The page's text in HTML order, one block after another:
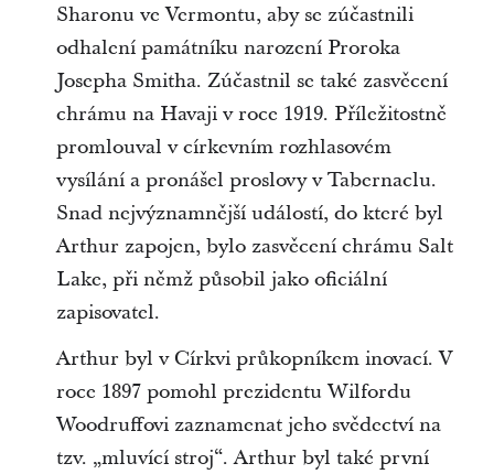
Sharonu ve Vermontu, aby se zúčastnili
odhalení památníku narození Proroka
Josepha Smitha. Zúčastnil se také zasvěcení
chrámu na Havaji v roce 1919. Příležitostně
promlouval v církevním rozhlasovém
vysílání a pronášel proslovy v Tabernaclu.
Snad nejvýznamnější událostí, do které byl
Arthur zapojen, bylo zasvěcení chrámu Salt
Lake, při němž působil jako oficiální
zapisovatel.
Arthur byl v Církvi průkopníkem inovací. V
roce 1897 pomohl prezidentu Wilfordu
Woodruffovi zaznamenat jeho svědectví na
tzv. „mluvící stroj“. Arthur byl také první